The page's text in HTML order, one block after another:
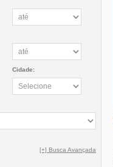
Cidade:
[+] Busca Avançada